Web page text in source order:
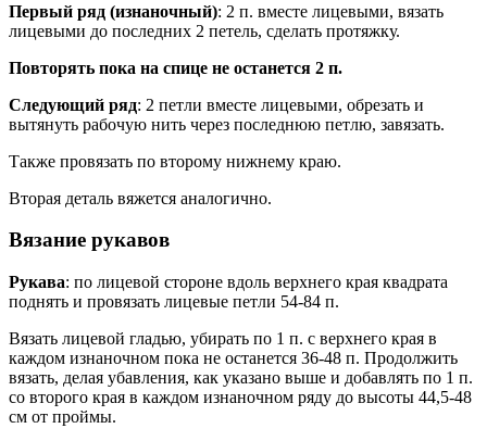
Первый ряд (изнаночный): 2 п. вместе лицевыми, вязать
лицевыми до последних 2 петель, сделать протяжку.
Повторять пока на спице не останется 2 п.
Следующий ряд: 2 петли вместе лицевыми, обрезать и
вытянуть рабочую нить через последнюю петлю, завязать.
Также провязать по второму нижнему краю.
Вторая деталь вяжется аналогично.
Вязание рукавов
Рукава: по лицевой стороне вдоль верхнего края квадрата
поднять и провязать лицевые петли 54-84 п.
Вязать лицевой гладью, убирать по 1 п. с верхнего края в
каждом изнаночном пока не останется 36-48 п. Продолжить
вязать, делая убавления, как указано выше и добавлять по 1 п.
со второго края в каждом изнаночном ряду до высоты 44,5-48
см от проймы.